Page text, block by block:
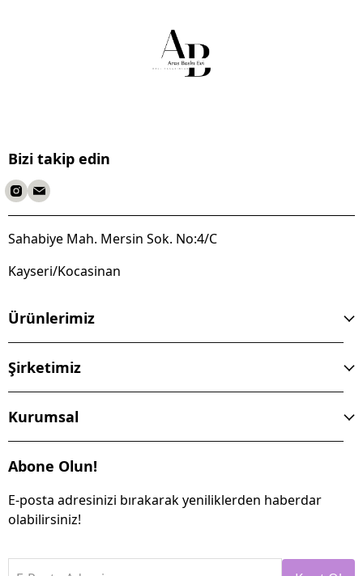
Bizi takip edin
Sahabiye Mah. Mersin Sok. No:4/C
Kayseri/Kocasinan
Ürünlerimiz
Şirketimiz
Kurumsal
Abone Olun!
E-posta adresinizi bırakarak yeniliklerden haberdar
olabilirsiniz!